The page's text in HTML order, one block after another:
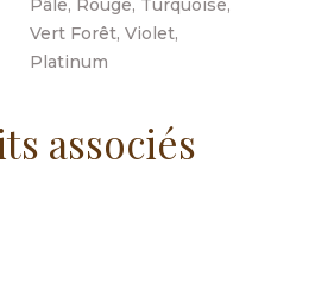
Pâle, Rouge, Turquoise,
Vert Forêt, Violet,
Platinum
associés